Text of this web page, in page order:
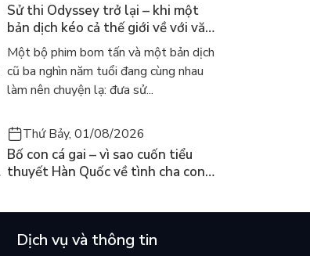
Sử thi Odyssey trở lại – khi một
bản dịch kéo cả thế giới về với văn
học kinh điển
Một bộ phim bom tấn và một bản dịch
cũ ba nghìn năm tuổi đang cùng nhau
làm nên chuyện lạ: đưa sử...
Thứ Bảy, 01/08/2026
Bố con cá gai – vì sao cuốn tiểu
thuyết Hàn Quốc về tình cha con
Dịch vụ và thông tin